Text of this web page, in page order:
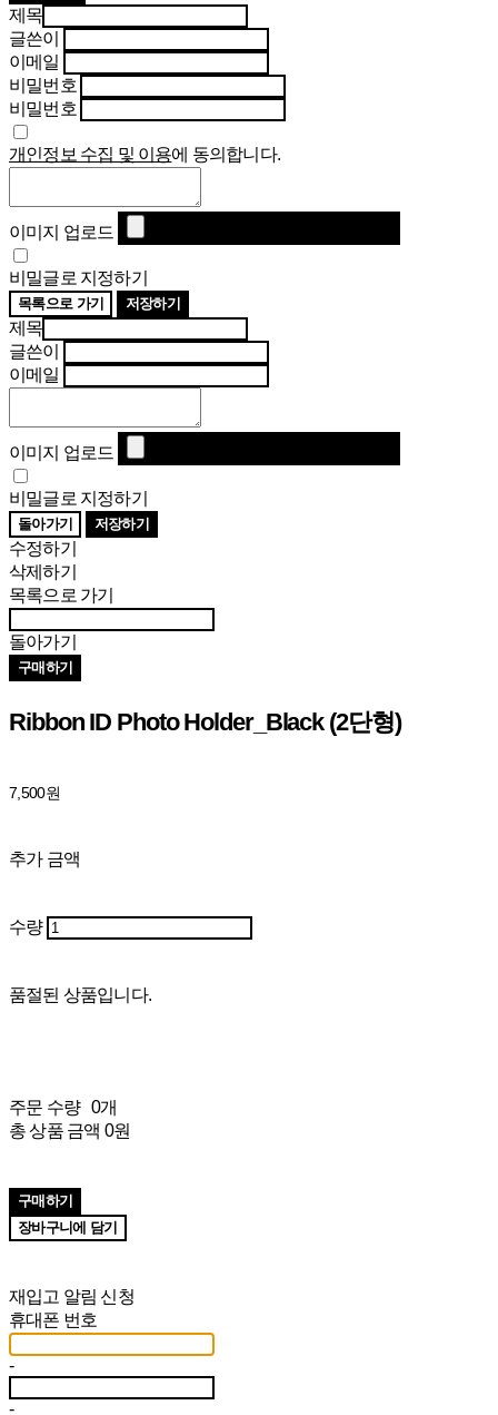
제목
글쓴이
이메일
비밀번호
비밀번호
개인정보 수집 및 이용에 동의합니다.
이미지 업로드
비밀글로 지정하기
목록으로 가기 저장하기
제목
글쓴이
이메일
이미지 업로드
비밀글로 지정하기
돌아가기 저장하기
수정하기
삭제하기
목록으로 가기
돌아가기
구매하기
Ribbon ID Photo Holder_Black (2단형)
7,500원
추가 금액
수량
품절된 상품입니다.
주문 수량 0개
총 상품 금액 0원
구매하기
장바구니에 담기
재입고 알림 신청
휴대폰 번호
-
-